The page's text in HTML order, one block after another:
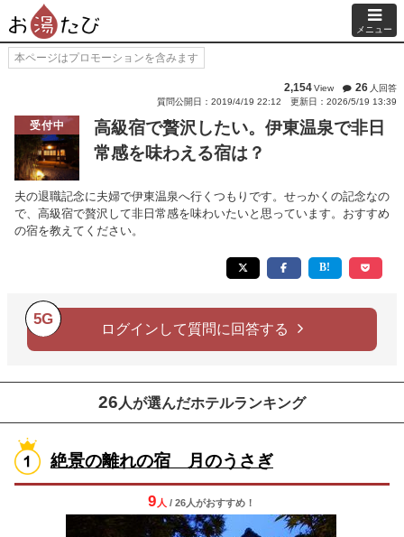
メニュー
本ページはプロモーションを含みます
2,154View 26 人回答
質問公開日：2019/4/19 22:12
更新日：2026/5/19 13:39
受付中
高級宿で贅沢したい。伊東温泉で非日
常感を味わえる宿は？
夫の退職記念に夫婦で伊東温泉へ行くつもりです。せっかくの記念なの
で、高級宿で贅沢して非日常感を味わいたいと思っています。おすすめ
の宿を教えてください。
5G
ログインして質問に回答する
26 人が選んだホテルランキング
絶景の離れの宿 月のうさぎ
9 人 / 26人がおすすめ！